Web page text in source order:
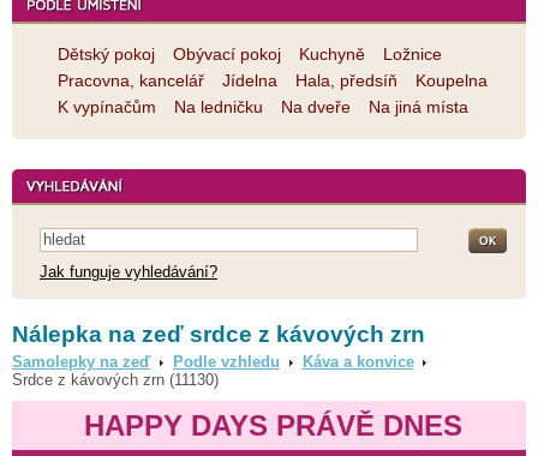
Dětský pokoj Obývací pokoj Kuchyně
Ložnice
Pracovna, kancelář
Jídelna Hala, předsíň
Koupelna
K vypínačům
Na ledničku Na dveře Na jiná místa
Jak funguje vyhledávání?
Nálepka na zeď srdce z kávových zrn
Samolepky na zeď Podle vzhledu
Káva a konvice
Srdce z kávových zrn (11130)
HAPPY DAYS PRÁVĚ DNES